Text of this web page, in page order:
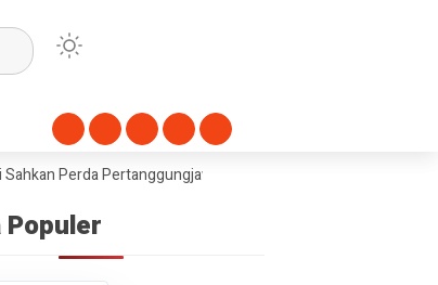
Perda Pertanggungjawaban APBD 2025